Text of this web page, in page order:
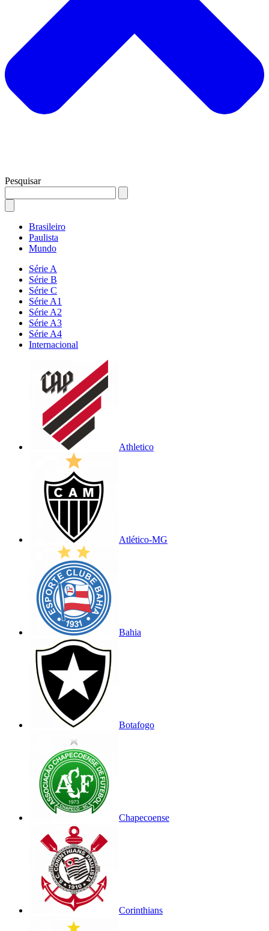
Pesquisar
Brasileiro
Paulista
Mundo
Série A
Série B
Série C
Série A1
Série A2
Série A3
Série A4
Internacional
Athletico
Atlético-MG
Bahia
Botafogo
Chapecoense
Corinthians